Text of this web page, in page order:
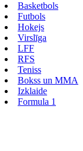
Basketbols
Futbols
Hokejs
Virslīga
LFF
RFS
Teniss
Bokss un MMA
Izklaide
Formula 1